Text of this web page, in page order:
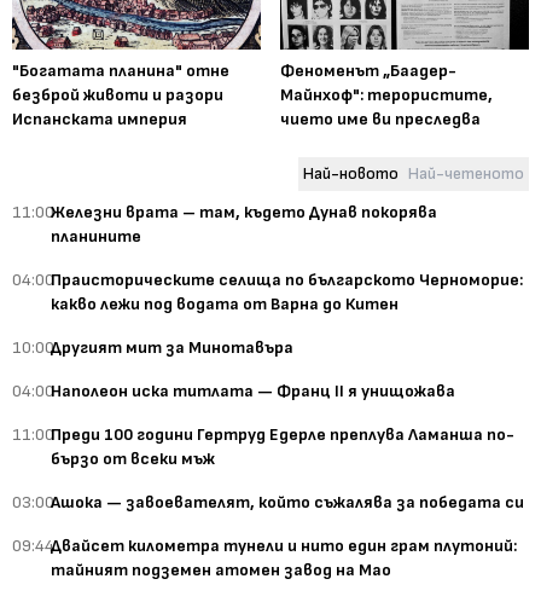
"Богатата планина" отне
безброй животи и разори
Испанската империя
Феноменът „Баадер-
Майнхоф": терористите,
чието име ви преследва
Най-новото Най-четеното
11:00Железни врата – там, където Дунав покорява
планините
04:00Праисторическите селища по българското Черноморие:
какво лежи под водата от Варна до Китен
10:00Другият мит за Минотавъра
04:00Наполеон иска титлата — Франц II я унищожава
11:00Преди 100 години Гертруд Едерле преплува Ламанша по-
бързо от всеки мъж
03:00Ашока — завоевателят, който съжалява за победата си
09:44Двайсет километра тунели и нито един грам плутоний:
тайният подземен атомен завод на Мао